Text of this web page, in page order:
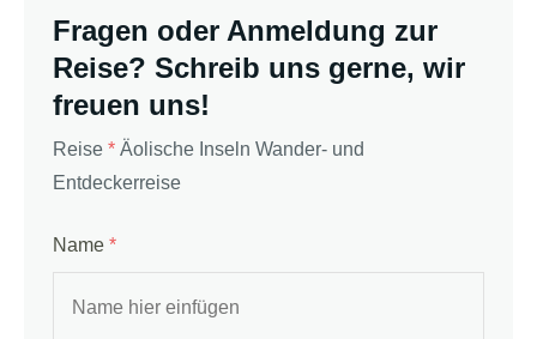
Fragen oder Anmeldung zur
Reise? Schreib uns gerne, wir
freuen uns!
Reise * Äolische Inseln Wander- und
Entdeckerreise
Name *